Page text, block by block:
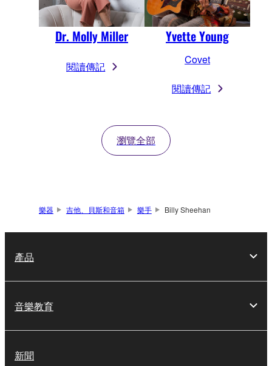
Dr. Molly Miller
閱讀傳記
Yvette Young
Covet
閱讀傳記
瀏覽全部
樂器 吉他、貝斯和音箱 樂手 Billy Sheehan
產品
音樂教育
新聞